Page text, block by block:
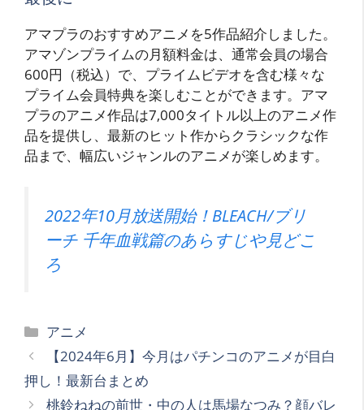
アマプラのおすすめアニメを5作品紹介しました。
アマゾンプライムの月額料金は、通常会員の場合
600円（税込）で、プライムビデオを含む様々な
プライム会員特典を楽しむことができます。アマ
プラのアニメ作品は7,000タイトル以上のアニメ作
品を提供し、最新のヒット作からクラシックな作
品まで、幅広いジャンルのアニメが楽しめます。
2022年10月放送開始！BLEACH/ブリ
ーチ 千年血戦篇のあらすじや見どこ
ろ
カ
テ
リ
アニメ
【2024年6月】今月はパチンコのアニメが目白
押し！最新台まとめ
桃鈴ねねの前世・中の人は馬場なつみ？顔バレ